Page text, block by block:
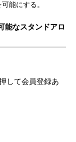
能にする。
なスタンドアロ
して会員登録あ